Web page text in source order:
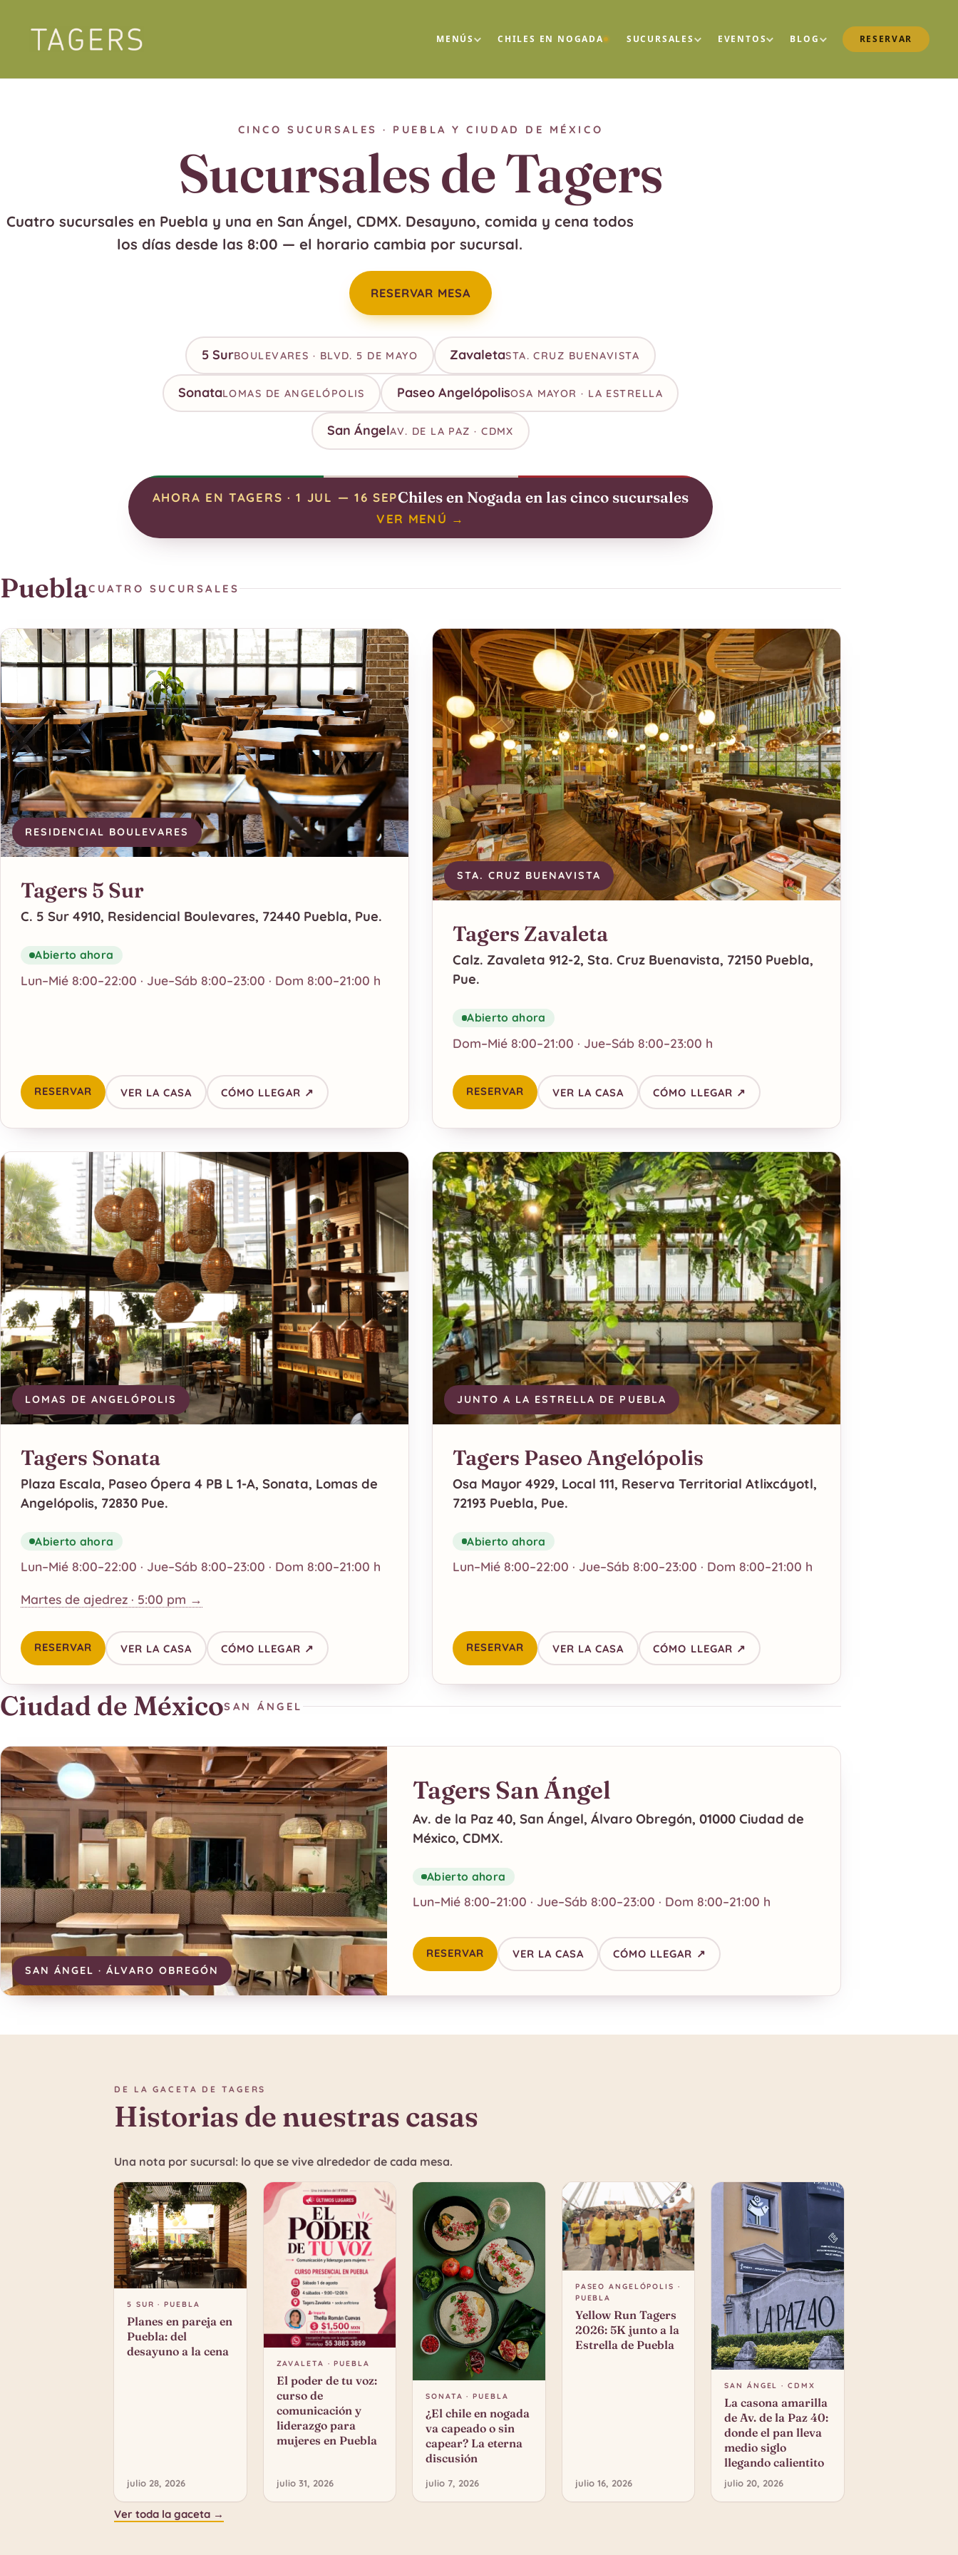
MENÚS CHILES EN NOGADA SUCURSALES EVENTOS BLOG RESERVAR
CINCO SUCURSALES · PUEBLA Y CIUDAD DE MÉXICO
Sucursales de Tagers
Cuatro sucursales en Puebla y una en San Ángel, CDMX. Desayuno, comida y cena todos
los días desde las 8:00 — el horario cambia por sucursal.
RESERVAR MESA
5 SurBOULEVARES · BLVD. 5 DE MAYO ZavaletaSTA. CRUZ BUENAVISTA
SonataLOMAS DE ANGELÓPOLIS Paseo AngelópolisOSA MAYOR · LA ESTRELLA
San ÁngelAV. DE LA PAZ · CDMX
AHORA EN TAGERS · 1 JUL — 16 SEPChiles en Nogada en las cinco sucursales
VER MENÚ →
PueblaCUATRO SUCURSALES
RESIDENCIAL BOULEVARES
Tagers 5 Sur
C. 5 Sur 4910, Residencial Boulevares, 72440 Puebla, Pue.
Abierto ahora
Lun–Mié 8:00–22:00 · Jue–Sáb 8:00–23:00 · Dom 8:00–21:00 h
RESERVAR VER LA CASA CÓMO LLEGAR ↗
STA. CRUZ BUENAVISTA
Tagers Zavaleta
Calz. Zavaleta 912-2, Sta. Cruz Buenavista, 72150 Puebla,
Pue.
Abierto ahora
Dom–Mié 8:00–21:00 · Jue–Sáb 8:00–23:00 h
RESERVAR VER LA CASA CÓMO LLEGAR ↗
LOMAS DE ANGELÓPOLIS
Tagers Sonata
Plaza Escala, Paseo Ópera 4 PB L 1-A, Sonata, Lomas de
Angelópolis, 72830 Pue.
Abierto ahora
Lun–Mié 8:00–22:00 · Jue–Sáb 8:00–23:00 · Dom 8:00–21:00 h
Martes de ajedrez · 5:00 pm →
RESERVAR VER LA CASA CÓMO LLEGAR ↗
JUNTO A LA ESTRELLA DE PUEBLA
Tagers Paseo Angelópolis
Osa Mayor 4929, Local 111, Reserva Territorial Atlixcáyotl,
72193 Puebla, Pue.
Abierto ahora
Lun–Mié 8:00–22:00 · Jue–Sáb 8:00–23:00 · Dom 8:00–21:00 h
RESERVAR VER LA CASA CÓMO LLEGAR ↗
Ciudad de MéxicoSAN ÁNGEL
SAN ÁNGEL · ÁLVARO OBREGÓN
Tagers San Ángel
Av. de la Paz 40, San Ángel, Álvaro Obregón, 01000 Ciudad de
México, CDMX.
Abierto ahora
Lun–Mié 8:00–21:00 · Jue–Sáb 8:00–23:00 · Dom 8:00–21:00 h
RESERVAR VER LA CASA CÓMO LLEGAR ↗
DE LA GACETA DE TAGERS
Historias de nuestras casas
Una nota por sucursal: lo que se vive alrededor de cada mesa.
5 SUR · PUEBLA
Planes en pareja en
Puebla: del
desayuno a la cena
julio 28, 2026
ZAVALETA · PUEBLA
El poder de tu voz:
curso de
comunicación y
liderazgo para
mujeres en Puebla
julio 31, 2026
SONATA · PUEBLA
¿El chile en nogada
va capeado o sin
capear? La eterna
discusión
julio 7, 2026
PASEO ANGELÓPOLIS ·
PUEBLA
Yellow Run Tagers
2026: 5K junto a la
Estrella de Puebla
julio 16, 2026
SAN ÁNGEL · CDMX
La casona amarilla
de Av. de la Paz 40:
donde el pan lleva
medio siglo
llegando calientito
julio 20, 2026
Ver toda la gaceta →